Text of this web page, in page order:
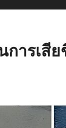
ารเสี